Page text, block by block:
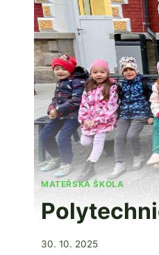
MATEŘSKÁ ŠKOLA
Od
30. 10. 2025